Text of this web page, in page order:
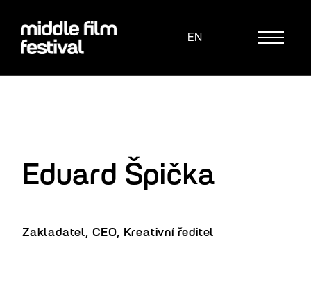
MENU
CZ
EN
z nitra
Eduard Špička
Zakladatel, CEO, Kreativní ředitel